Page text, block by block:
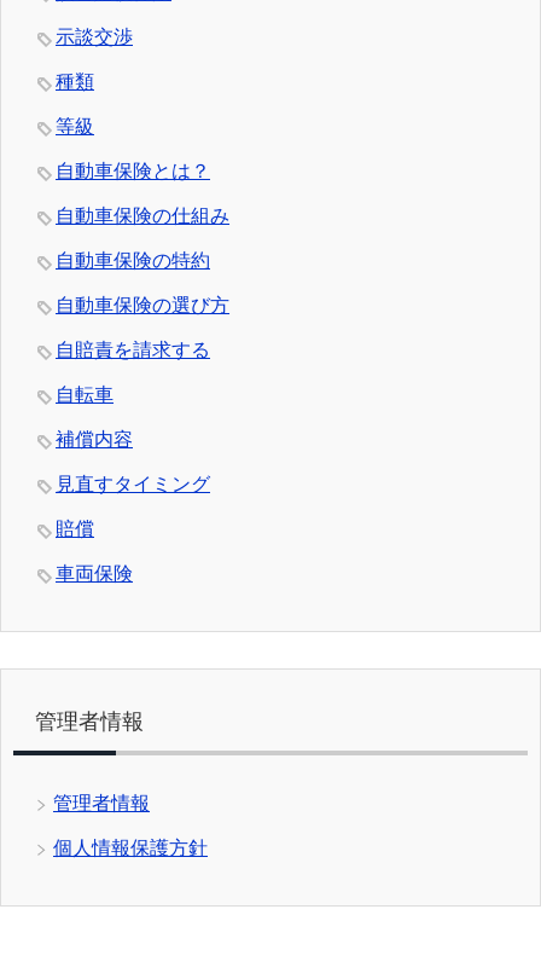
示談交渉
種類
等級
自動車保険とは？
自動車保険の仕組み
自動車保険の特約
自動車保険の選び方
自賠責を請求する
自転車
補償内容
見直すタイミング
賠償
車両保険
管理者情報
管理者情報
個人情報保護方針